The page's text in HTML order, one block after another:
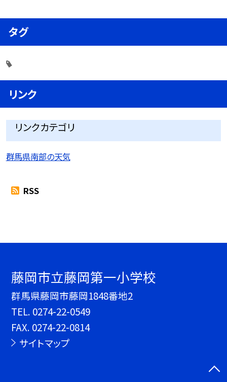
タグ
リンク
リンクカテゴリ
群馬県南部の天気
RSS
藤岡市立藤岡第一小学校
群馬県藤岡市藤岡1848番地2
TEL. 0274-22-0549
FAX. 0274-22-0814
サイトマップ